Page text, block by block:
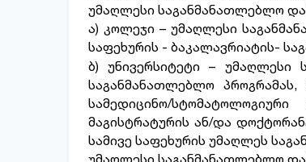
უმაღლესი საგანმანათლებლო
ა) კოლეჯი – უმაღლესი
საფეხურის - ბაკალავრიატის-
ბ) უნივერსიტეტი – უმაღლესი
საგანმანათლებლო
სამედიცინო/
მაგისტრატურის ან/და
სამივე საფეხურის უმაღლეს
უმაღლესი საგანმანათლებლო